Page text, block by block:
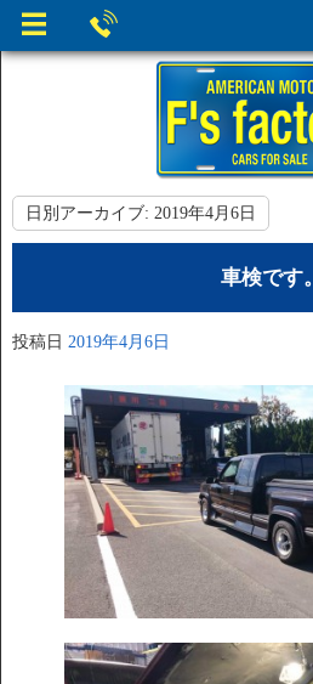
日別アーカイブ: 2019年4月6日
車検です。
投稿日 2019年4月6日